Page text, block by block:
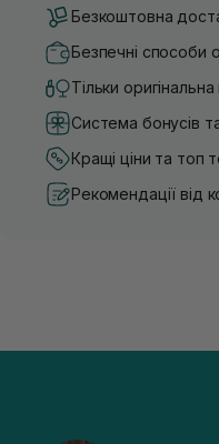
Безкоштовна
Безпечні способи
Тільки
Система бонусів
Кращі ціни та топ
Рекомендації від